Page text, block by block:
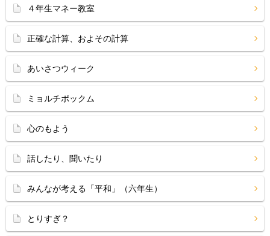
４年生マネー教室
正確な計算、およその計算
あいさつウィーク
ミョルチポックム
心のもよう
話したり、聞いたり
みんなが考える「平和」（六年生）
とりすぎ？